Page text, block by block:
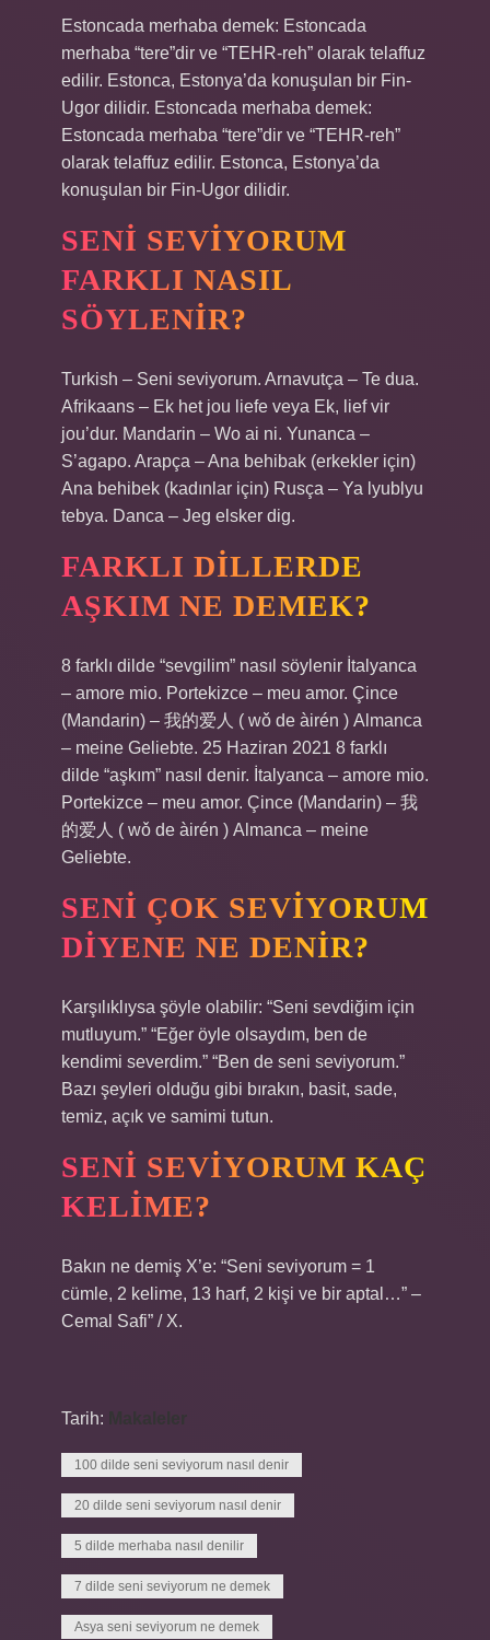
Estoncada merhaba demek: Estoncada
merhaba “tere”dir ve “TEHR-reh” olarak telaffuz
edilir. Estonca, Estonya’da konuşulan bir Fin-
Ugor dilidir. Estoncada merhaba demek:
Estoncada merhaba “tere”dir ve “TEHR-reh”
olarak telaffuz edilir. Estonca, Estonya’da
konuşulan bir Fin-Ugor dilidir.
SENI SEVIYORUM
FARKLI NASIL
SÖYLENIR?
Turkish – Seni seviyorum. Arnavutça – Te dua.
Afrikaans – Ek het jou liefe veya Ek, lief vir
jou’dur. Mandarin – Wo ai ni. Yunanca –
S’agapo. Arapça – Ana behibak (erkekler için)
Ana behibek (kadınlar için) Rusça – Ya lyublyu
tebya. Danca – Jeg elsker dig.
FARKLI DILLERDE
AŞKIM NE DEMEK?
8 farklı dilde “sevgilim” nasıl söylenir İtalyanca
– amore mio. Portekizce – meu amor. Çince
(Mandarin) – 我的爱人 ( wǒ de àirén ) Almanca
– meine Geliebte. 25 Haziran 2021 8 farklı
dilde “aşkım” nasıl denir. İtalyanca – amore mio.
Portekizce – meu amor. Çince (Mandarin) – 我
的爱人 ( wǒ de àirén ) Almanca – meine
Geliebte.
SENI ÇOK SEVIYORUM
DIYENE NE DENIR?
Karşılıklıysa şöyle olabilir: “Seni sevdiğim için
mutluyum.” “Eğer öyle olsaydım, ben de
kendimi severdim.” “Ben de seni seviyorum.”
Bazı şeyleri olduğu gibi bırakın, basit, sade,
temiz, açık ve samimi tutun.
SENI SEVIYORUM KAÇ
KELIME?
Bakın ne demiş X’e: “Seni seviyorum = 1
cümle, 2 kelime, 13 harf, 2 kişi ve bir aptal…” –
Cemal Safi” / X.
Tarih:
100 dilde seni seviyorum nasıl denir
20 dilde seni seviyorum nasıl denir
5 dilde merhaba nasıl denilir
7 dilde seni seviyorum ne demek
Asya seni seviyorum ne demek